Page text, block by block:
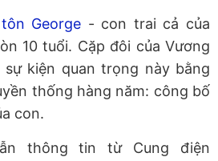
George - con trai cả của
10 tuổi. Cặp đôi của Vương
kiện quan trọng này bằng
thống hàng năm: công bố
con.
thông tin từ Cung điện